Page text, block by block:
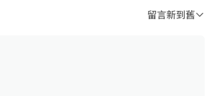
留言新到舊